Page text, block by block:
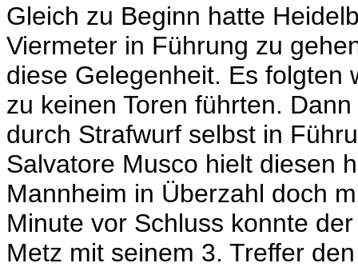
Gleich zu Beginn hatte
Viermeter in Führung zu
diese Gelegenheit. Es folgten
zu keinen Toren führten.
durch Strafwurf selbst in
Salvatore Musco hielt diesen
Mannheim in Überzahl doch
Minute vor Schluss konnte
Metz mit seinem 3. Treffer